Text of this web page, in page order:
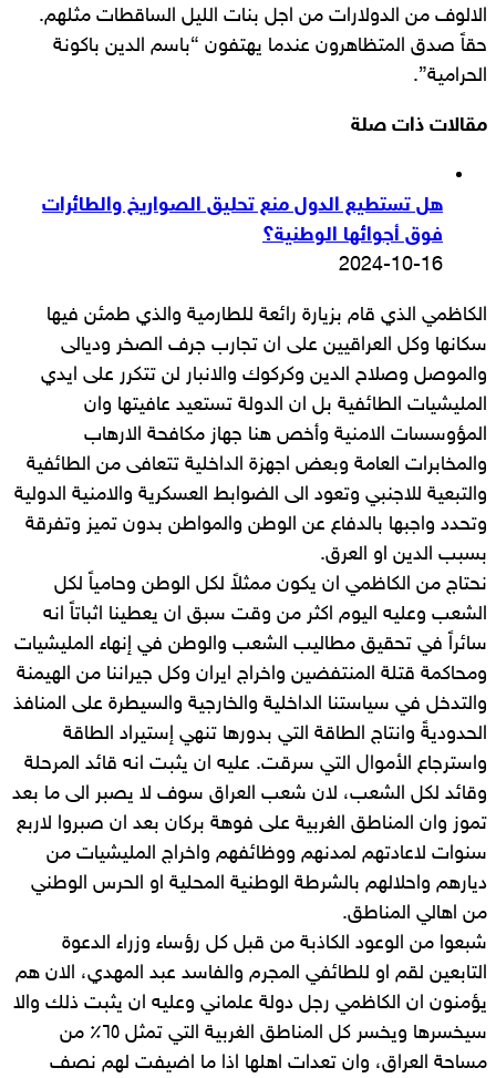
الالوف من الدولارات من اجل بنات الليل الساقطات مثلهم.
حقاً صدق المتظاهرون عندما يهتفون “باسم الدين باكونة
الحرامية”.
مقالات ذات صلة
هل تستطيع الدول منع تحليق الصواريخ والطائرات
فوق أجوائها الوطنية؟
2024-10-16
الكاظمي الذي قام بزيارة رائعة للطارمية والذي طمئن فيها
سكانها وكل العراقيين على ان تجارب جرف الصخر وديالى
والموصل وصلاح الدين وكركوك والانبار لن تتكرر على ايدي
المليشيات الطائفية بل ان الدولة تستعيد عافيتها وان
المؤوسسات الامنية وأخص هنا جهاز مكافحة الارهاب
والمخابرات العامة وبعض اجهزة الداخلية تتعافى من الطائفية
والتبعية للاجنبي وتعود الى الضوابط العسكرية والامنية الدولية
وتحدد واجبها بالدفاع عن الوطن والمواطن بدون تميز وتفرقة
بسبب الدين او العرق.
نحتاج من الكاظمي ان يكون ممثلاً لكل الوطن وحامياً لكل
الشعب وعليه اليوم اكثر من وقت سبق ان يعطينا اثباتاً انه
سائراً في تحقيق مطاليب الشعب والوطن في إنهاء المليشيات
ومحاكمة قتلة المنتفضين واخراج ايران وكل جيراننا من الهيمنة
والتدخل في سياستنا الداخلية والخارجية والسيطرة على المنافذ
الحدوديةً وانتاج الطاقة التي بدورها تنهي إستيراد الطاقة
واسترجاع الأموال التي سرقت. عليه ان يثبت انه قائد المرحلة
وقائد لكل الشعب، لان شعب العراق سوف لا يصبر الى ما بعد
تموز وان المناطق الغربية على فوهة بركان بعد ان صبروا لاربع
سنوات لاعادتهم لمدنهم ووظائفهم واخراج المليشيات من
ديارهم واحلالهم بالشرطة الوطنية المحلية او الحرس الوطني
من اهالي المناطق.
شبعوا من الوعود الكاذبة من قبل كل رؤساء وزراء الدعوة
التابعين لقم او للطائفي المجرم والفاسد عبد المهدي، الان هم
يؤمنون ان الكاظمي رجل دولة علماني وعليه ان يثبت ذلك والا
سيخسرها ويخسر كل المناطق الغربية التي تمثل ٦٥٪؜ من
مساحة العراق، وان تعدات اهلها اذا ما اضيفت لهم نصف